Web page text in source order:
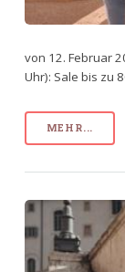
von 12. Februar
Uhr): Sale bis zu
MEHR...